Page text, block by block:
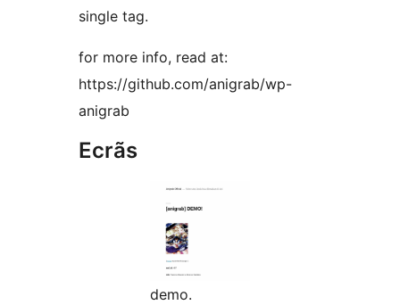
single tag.
for more info, read at:
https://github.com/anigrab/wp-
anigrab
Ecrãs
demo.